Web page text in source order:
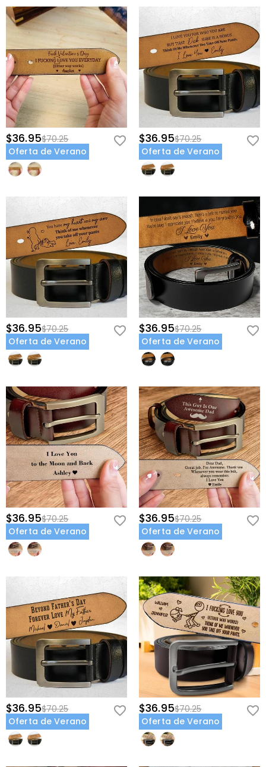
$36.95$70.25
Oferta de Verano
$36.95$70.25
Oferta de Verano
$36.95$70.25
Oferta de Verano
$36.95$70.25
Oferta de Verano
$36.95$70.25
Oferta de Verano
$36.95$70.25
Oferta de Verano
$36.95$70.25
Oferta de Verano
$36.95$70.25
Oferta de Verano